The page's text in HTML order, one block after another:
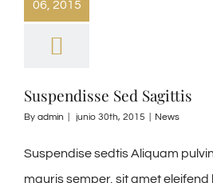
06, 2015
Suspendisse Sed Sagittis
By admin junio 30th, 2015 News
Suspendise sedtis Aliquam
mauris semper, sit amet eleifend